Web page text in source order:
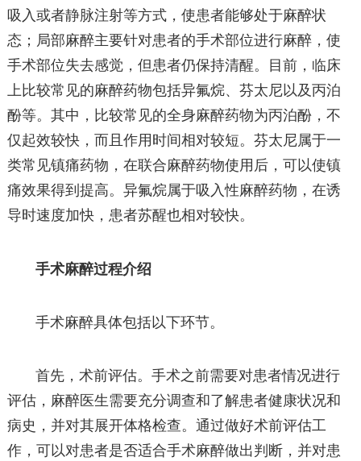
吸入或者静脉注射等方式，使患者能够处于麻醉状
态；局部麻醉主要针对患者的手术部位进行麻醉，使
手术部位失去感觉，但患者仍保持清醒。目前，临床
上比较常见的麻醉药物包括异氟烷、芬太尼以及丙泊
酚等。其中，比较常见的全身麻醉药物为丙泊酚，不
仅起效较快，而且作用时间相对较短。芬太尼属于一
类常见镇痛药物，在联合麻醉药物使用后，可以使镇
痛效果得到提高。异氟烷属于吸入性麻醉药物，在诱
导时速度加快，患者苏醒也相对较快。
手术麻醉过程介绍
手术麻醉具体包括以下环节。
首先，术前评估。手术之前需要对患者情况进行
评估，麻醉医生需要充分调查和了解患者健康状况和
病史，并对其展开体格检查。通过做好术前评估工
作，可以对患者是否适合手术麻醉做出判断，并对患